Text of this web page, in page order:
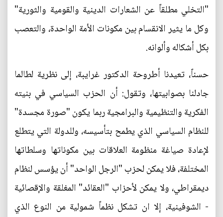
"التخلي مطلقاً عن الشعارات الدينية والقومية والثورية"
وكل ما يثير الانقسام بين مكونات الأمة الواحدة، والتعصب
بكل أشكاله وألوانه.
حسناً، تعيدنا أطروحة الدكتور غرايبة، إلى نظرية لطالما
جادلنا بصوابيتها، وتقول: أن الحزب السياسي في بنيته
الفكرية والتنظيمية والبرامجية ربما يكون "صورة مجسدة"
للنظام السياسي الذي يطمح بتأسيسه، وللدولة التي يتطلع
لإعادة صياغة منظومة العلاقات بين مكوناتها وسلطاتها
المختلفة، فلا يمكن لحزب "الرجل الواحد" أن يؤسس لنظام
ديمقراطي، ولا يمكن لأحزاب "العقائد" المغلقة والإقصائية
- الشوفينية، إلا ان تشكل نظماً شمولية من النوع الذي